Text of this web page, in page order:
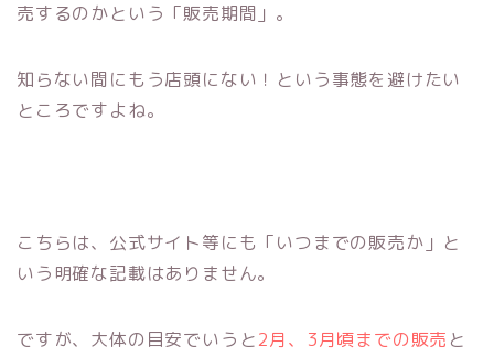
売するのかという「販売期間」。
知らない間にもう店頭にない！という事態を避けたい
ところですよね。
こちらは、公式サイト等にも「いつまでの販売か」と
いう明確な記載はありません。
ですが、大体の目安でいうと2月、3月頃までの販売 と